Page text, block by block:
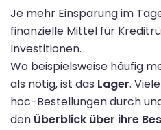
Je mehr Einsparung im
finanzielle Mittel für
Investitionen.
Wo beispielsweise häufig
als nötig, ist das Lager.
hoc-Bestellungen durch
den Überblick über ihre